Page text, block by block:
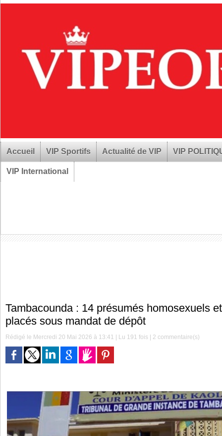
Accueil VIP Sportifs Actualité de VIP VIP
VIP International
Tambacounda : 14 présumés homosexuels
placés sous mandat de dépôt
Rédigé le Mercredi 20 Mai 2026 à 13:41 | Lu 191 fois | 2 commentaire(s)